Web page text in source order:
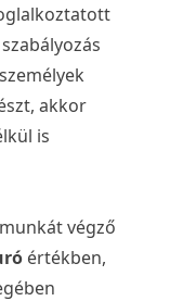
akkor
is
végző
értékben,